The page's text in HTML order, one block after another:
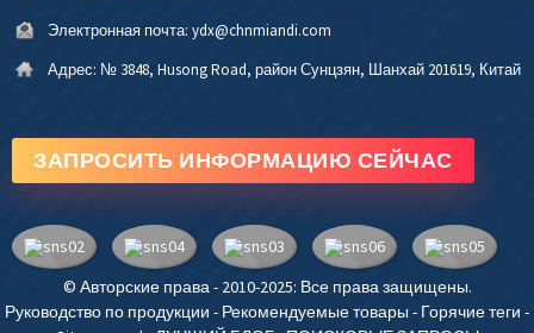
Электронная почта: ydx@chnmiandi.com
Адрес: № 3848, Husong Road, район Сунцзян, Шанхай 201619, Китай
ЗАПРОСИТЬ ИНФОРМАЦИЮ СЕЙЧАС
© Авторские права - 2010-2025: Все права защищены.
Руководство по продукции - Рекомендуемые товары - Горячие теги -